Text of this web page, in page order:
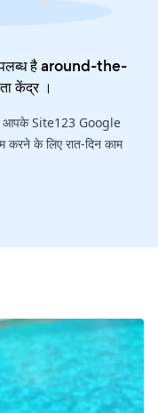
है around-the-
केंद्र।
आपके Site123 Google
के लिए रात-दिन काम